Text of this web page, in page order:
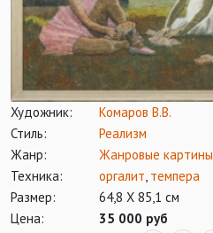
Художник:
Комаров В.В.
Стиль:
Реализм
Жанр:
Жанровые картины
Техника:
оргалит, темпера
Размер:
64,8 Х 85,1 см
Цена:
35 000 руб